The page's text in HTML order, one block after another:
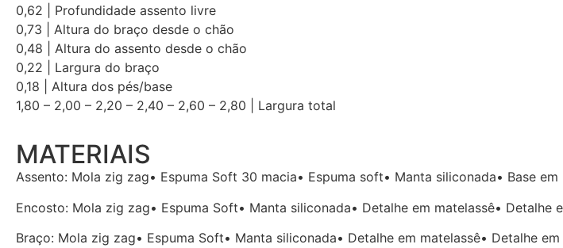
0,62 | Profundidade assento livre
0,73 | Altura do braço desde o chão
0,48 | Altura do assento desde o chão
0,22 | Largura do braço
0,18 | Altura dos pés/base
1,80 – 2,00 – 2,20 – 2,40 – 2,60 – 2,80 | Largura total
MATERIAIS
Assento: Mola zig zag• Espuma Soft 30 macia• Espuma soft• Manta siliconada• Base
Encosto: Mola zig zag• Espuma Soft• Manta siliconada• Detalhe em matelassê• Detalhe
Braço: Mola zig zag• Espuma Soft• Manta siliconada• Detalhe em matelassê• Detalhe em